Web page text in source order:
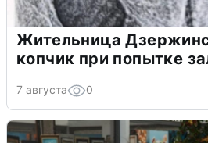
Жительница
копчик при попытке
7 августа 0